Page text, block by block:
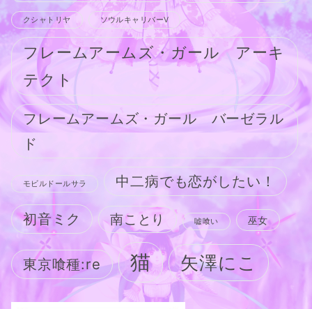
クシャトリヤ ソウルキャリバーV
フレームアームズ・ガール アーキ
テクト
フレームアームズ・ガール バーゼラル
ド
モビルドールサラ 中二病でも恋がしたい！
初音ミク 南ことり 嘘喰い 巫女
東京喰種:re 猫 矢澤にこ